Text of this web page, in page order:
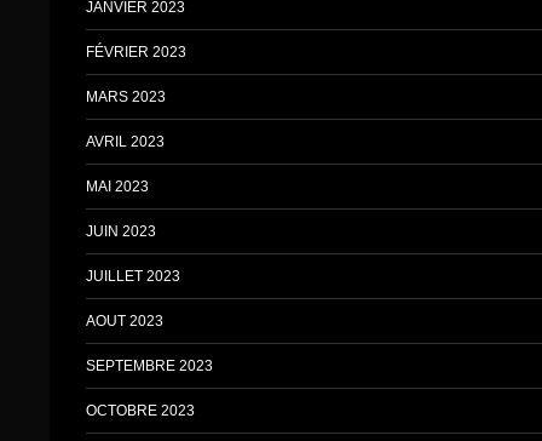
JANVIER 2023
FÉVRIER 2023
MARS 2023
AVRIL 2023
MAI 2023
JUIN 2023
JUILLET 2023
AOUT 2023
SEPTEMBRE 2023
OCTOBRE 2023